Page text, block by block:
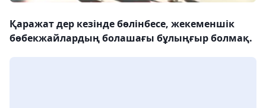
Қаражат дер кезінде бөлінбесе, жекеменшік
бөбекжайлардың болашағы бұлыңғыр болмақ.